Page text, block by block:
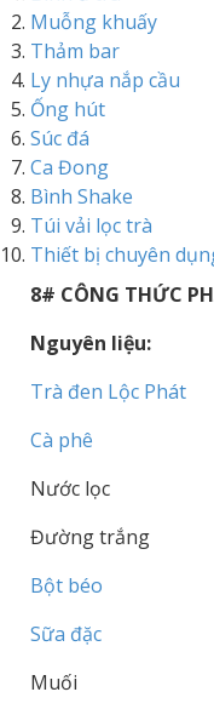
Muỗng khuấy
Thảm bar
Ly nhựa nắp cầu
Ống hút
Súc đá
Ca Đong
Bình Shake
Túi vải lọc trà
Thiết bị chuyên
8# CÔNG THỨC
Nguyên liệu:
Trà đen Lộc Phát
Cà phê
Nước lọc
Đường trắng
Bột béo
Sữa đặc
Muối